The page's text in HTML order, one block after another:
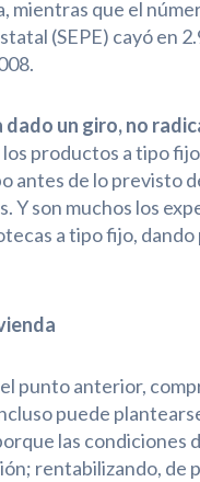
mientras que el
(SEPE) cayó en
dado un giro, no
productos a tipo
antes de lo previsto
Y son muchos los
a tipo fijo,
punto anterior,
puede
las
rentabilizando, de